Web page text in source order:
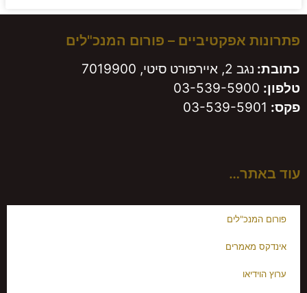
פתרונות אפקטיביים – פורום המנכ"לים
כתובת: נגב 2, איירפורט סיטי, 7019900
טלפון: 03-539-5900
פקס:
עוד באתר…
פורום המנכ"לים
אינדקס מאמרים
ערוץ הוידיאו